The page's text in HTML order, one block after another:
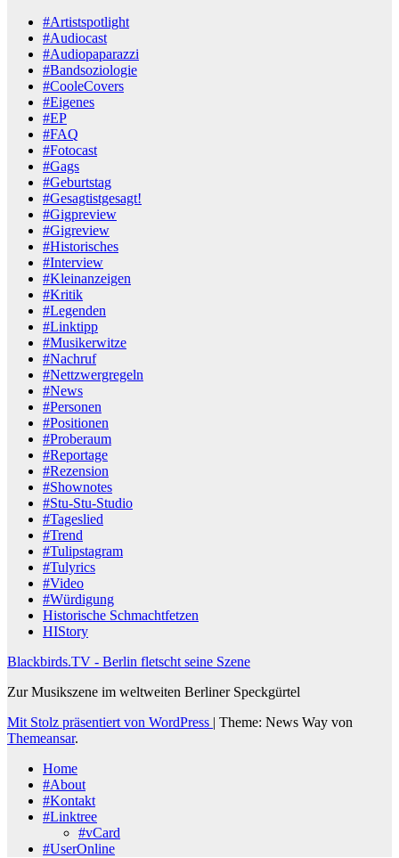
#Artistspotlight
#Audiocast
#Audiopaparazzi
#Bandsoziologie
#CooleCovers
#Eigenes
#EP
#FAQ
#Fotocast
#Gags
#Geburtstag
#Gesagtistgesagt!
#Gigpreview
#Gigreview
#Historisches
#Interview
#Kleinanzeigen
#Kritik
#Legenden
#Linktipp
#Musikerwitze
#Nachruf
#Nettzwergregeln
#News
#Personen
#Positionen
#Proberaum
#Reportage
#Rezension
#Shownotes
#Stu-Stu-Studio
#Tageslied
#Trend
#Tulipstagram
#Tulyrics
#Video
#Würdigung
Historische Schmachtfetzen
HIStory
Blackbirds.TV - Berlin fletscht seine Szene
Zur Musikszene im weltweiten Berliner Speckgürtel
Mit Stolz präsentiert von WordPress | Theme: News Way von
Themeansar.
Home
#About
#Kontakt
#Linktree
#vCard
#UserOnline